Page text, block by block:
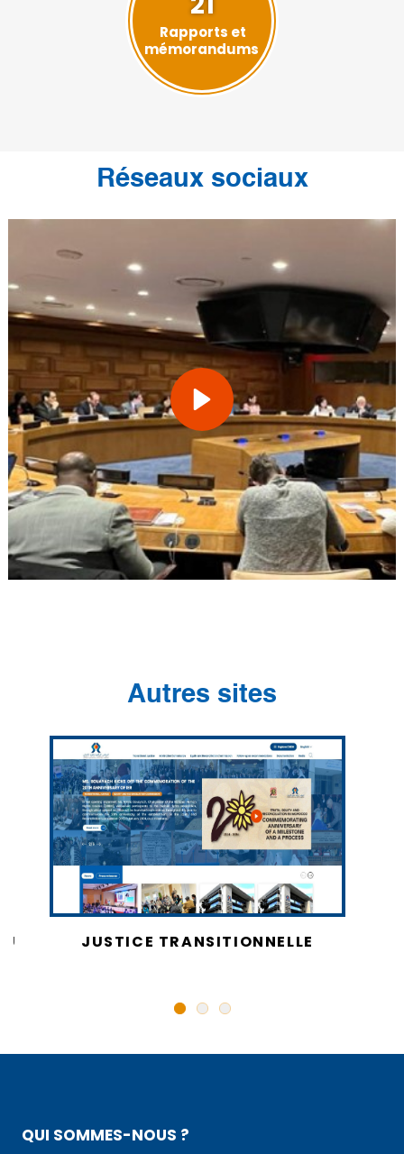
Rapports et
mémorandums
Réseaux sociaux
Autres sites
JUSTICE TRANSITIONNELLE
QUI SOMMES-NOUS ?